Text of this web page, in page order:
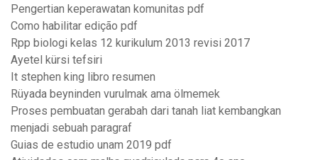
Pengertian keperawatan komunitas pdf
Como habilitar edição pdf
Rpp biologi kelas 12 kurikulum 2013 revisi 2017
Ayetel kürsi tefsiri
It stephen king libro resumen
Rüyada beyninden vurulmak ama ölmemek
Proses pembuatan gerabah dari tanah liat kembangkan
menjadi sebuah paragraf
Guias de estudio unam 2019 pdf